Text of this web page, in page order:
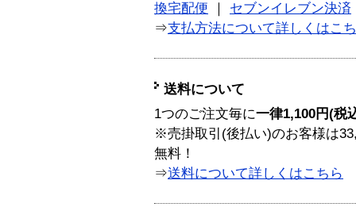
換宅配便
セブンイレブン決済
⇒支払方法について詳しくはこ
送料について
1つのご注文毎に一律1,100円(税
※売掛取引(後払い)のお客様は
無料！
⇒送料について詳しくはこちら